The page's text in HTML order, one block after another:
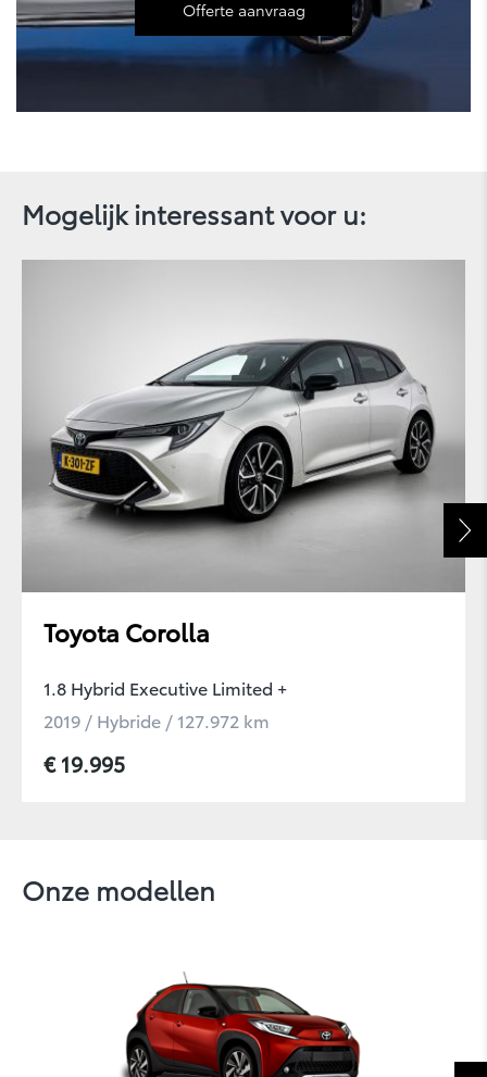
PROACE
PROACE ELECTRIC
Offerte aanvraag
Mogelijk interessant voor u:
Toyota Corolla
1.8 Hybrid Executive Limited +
2019 / Hybride / 127.972 km
€ 19.995
Onze modellen